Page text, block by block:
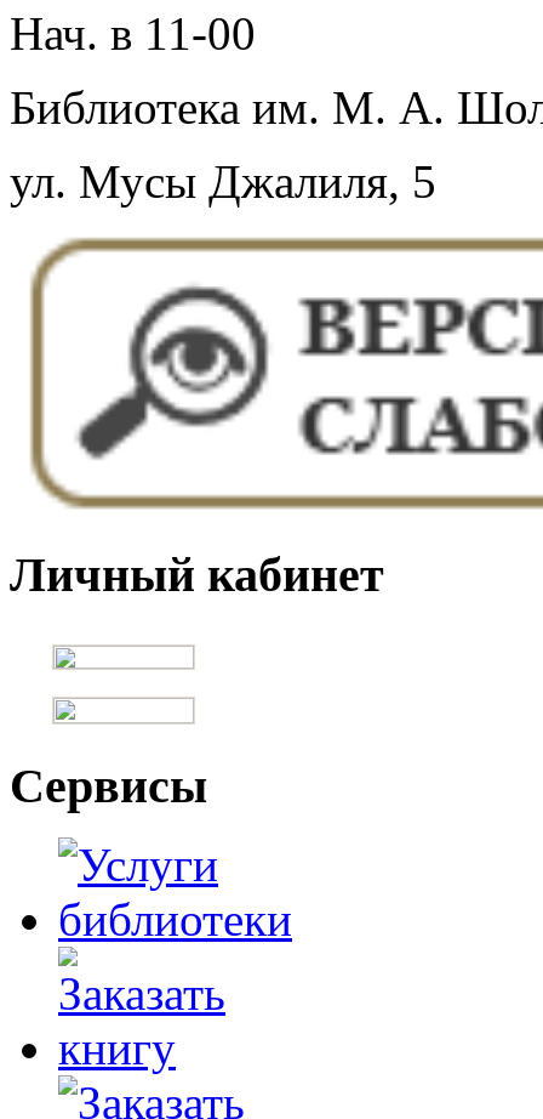
Нач. в 11-00
Библиотека им. М. А.
ул. Мусы Джалиля, 5
Личный кабинет
Сервисы